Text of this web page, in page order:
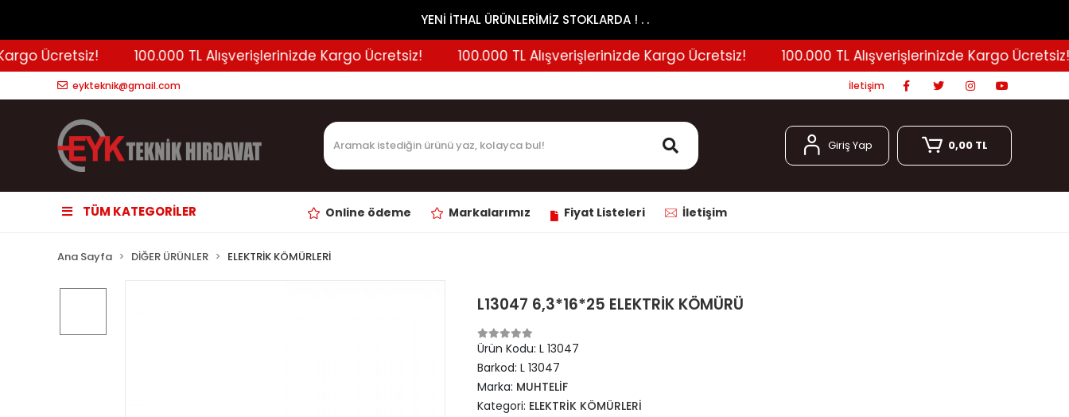
YENİ İTHAL ÜRÜNLERİMİZ STOKLARDA ! . .
Ücretsiz! 100.000 TL Alışverişlerinizde Kargo Ücretsiz! 100.000 TL Alışverişlerinizde Kargo Ücretsiz! 100.000 TL Alışverişlerinizde Kargo Ücretsiz!
eykteknik@gmail.com İletişim
Giriş Yap 0,00 TL
TÜM KATEGORİLER Online ödeme Markalarımız Fiyat Listeleri İletişim
Ana Sayfa DİĞER ÜRÜNLER ELEKTRİK KÖMÜRLERİ
L13047 6,3*16*25 ELEKTRİK KÖMÜRÜ
Ürün Kodu:L 13047
Barkod:L 13047
Marka: MUHTELİF
Kategori: ELEKTRİK KÖMÜRLERİ